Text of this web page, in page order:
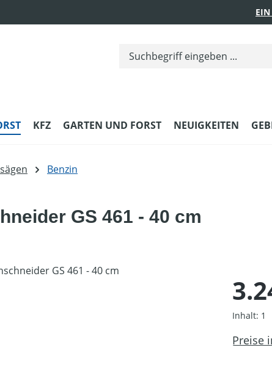
KFZ GARTEN UND FORST NEUIGKEITEN
Benzin
GS 461 - 40 cm
Inhalt: 1
Preise